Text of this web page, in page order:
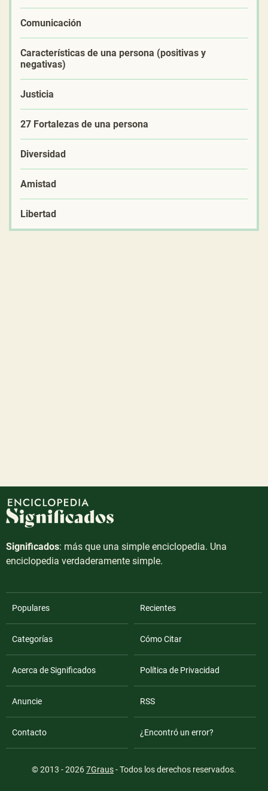
Comunicación
Características de una persona (positivas y
negativas)
Justicia
27 Fortalezas de una persona
Diversidad
Amistad
Libertad
Significados: más que una simple enciclopedia. Una
enciclopedia verdaderamente simple.
Populares Recientes
Categorías Cómo Citar
Acerca de Significados Política de Privacidad
Anuncie RSS
Contacto ¿Encontró un error?
© 2013 - 20267Graus- Todos los derechos reservados.